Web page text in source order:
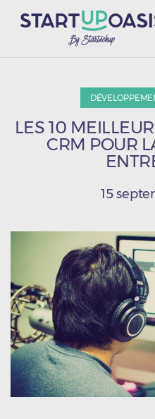
LES 10
CRM POUR
15